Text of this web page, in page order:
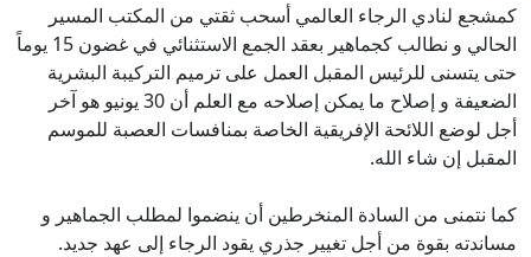
كمشجع لنادي الرجاء العالمي أسحب ثقتي من المكتب المسير
الحالي و نطالب كجماهير بعقد الجمع الاستثنائي في غضون 15 يوماً
حتى يتسنى للرئيس المقبل العمل على ترميم التركيبة البشرية
الضعيفة و إصلاح ما يمكن إصلاحه مع العلم أن 30 يونيو هو آخر
أجل لوضع اللائحة الإفريقية الخاصة بمنافسات العصبة للموسم
المقبل إن شاء الله.
كما نتمنى من السادة المنخرطين أن ينضموا لمطلب الجماهير و
مساندته بقوة من أجل تغيير جذري يقود الرجاء إلى عهد جديد.